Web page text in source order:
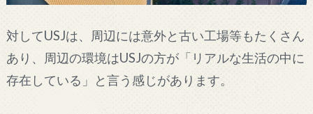
対してUSJは、周辺には意外と古い工場等もたくさん
あり、周辺の環境はUSJの方が「リアルな生活の中に
存在している」と言う感じがあります。